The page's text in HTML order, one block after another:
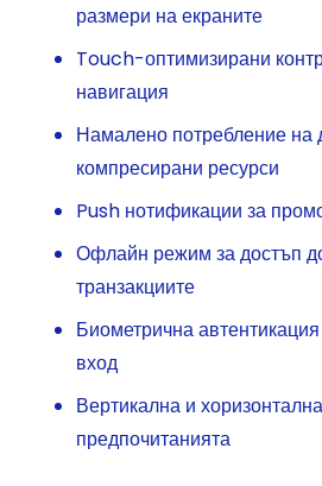
размери на екраните
Touch-оптимизирани
навигация
Намалено потребление на
компресирани ресурси
Push нотификации за
Офлайн режим за достъп
транзакциите
Биометрична
вход
Вертикална и
предпочитанията